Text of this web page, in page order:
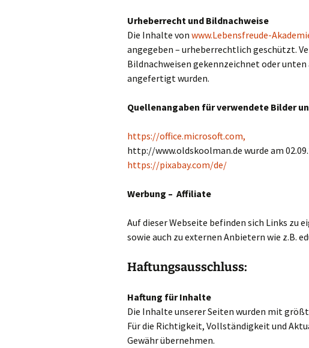
Urheberrecht und Bildnachweise
Die Inhalte von www.Lebensfreude-
angegeben – urheberrechtlich geschützt.
Bildnachweisen gekennzeichnet oder
angefertigt wurden.
Quellenangaben für verwendete Bilder
https://office.microsoft.com,
http://www.oldskoolman.de wurde am
https://pixabay.com/de/
Werbung – Affiliate
Auf dieser Webseite befinden sich Links zu
sowie auch zu externen Anbietern wie z.B.
Haftungsausschluss:
Haftung für Inhalte
Die Inhalte unserer Seiten wurden mit
Für die Richtigkeit, Vollständigkeit und
Gewähr übernehmen.